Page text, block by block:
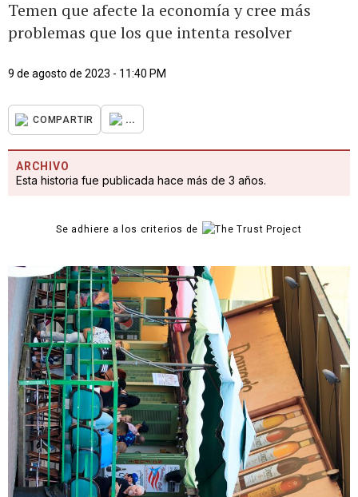
Temen que afecte la economía y cree más
problemas que los que intenta resolver
9 de agosto de 2023 - 11:40 PM
COMPARTIR ...
ARCHIVO
Esta historia fue publicada hace más de 3 años.
Se adhiere a los criterios de